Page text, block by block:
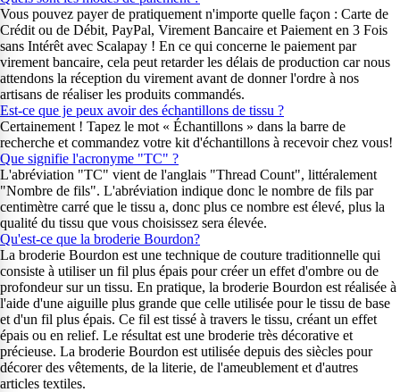
Vous pouvez payer de pratiquement n'importe quelle façon : Carte de
Crédit ou de Débit, PayPal, Virement Bancaire et Paiement en 3 Fois
sans Intérêt avec Scalapay ! En ce qui concerne le paiement par
virement bancaire, cela peut retarder les délais de production car nous
attendons la réception du virement avant de donner l'ordre à nos
artisans de réaliser les produits commandés.
Est-ce que je peux avoir des échantillons de tissu ?
Certainement ! Tapez le mot « Échantillons » dans la barre de
recherche et commandez votre kit d'échantillons à recevoir chez vous!
Que signifie l'acronyme "TC" ?
L'abréviation "TC" vient de l'anglais "Thread Count", littéralement
"Nombre de fils". L'abréviation indique donc le nombre de fils par
centimètre carré que le tissu a, donc plus ce nombre est élevé, plus la
qualité du tissu que vous choisissez sera élevée.
Qu'est-ce que la broderie Bourdon?
La broderie Bourdon est une technique de couture traditionnelle qui
consiste à utiliser un fil plus épais pour créer un effet d'ombre ou de
profondeur sur un tissu. En pratique, la broderie Bourdon est réalisée à
l'aide d'une aiguille plus grande que celle utilisée pour le tissu de base
et d'un fil plus épais. Ce fil est tissé à travers le tissu, créant un effet
épais ou en relief. Le résultat est une broderie très décorative et
précieuse. La broderie Bourdon est utilisée depuis des siècles pour
décorer des vêtements, de la literie, de l'ameublement et d'autres
articles textiles.